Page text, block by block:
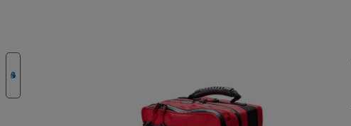
überspringen